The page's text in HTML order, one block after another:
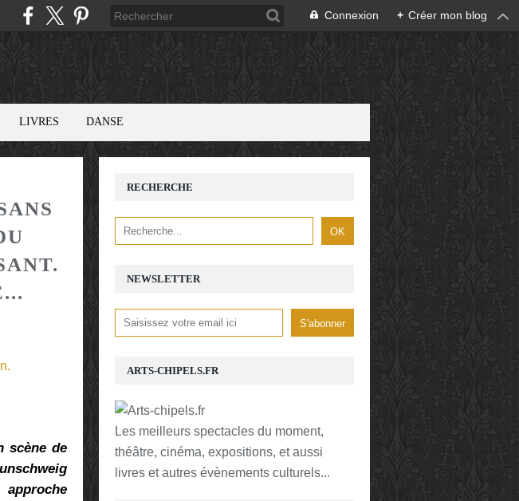
Connexion + Créer mon blog
LIVRES DANSE
scène de
NEWSLETTER
RECHERCHE
ARTS-CHIPELS.FR
Les meilleurs spectacles du moment,
théâtre, cinéma, expositions, et aussi
livres et autres évènements culturels...